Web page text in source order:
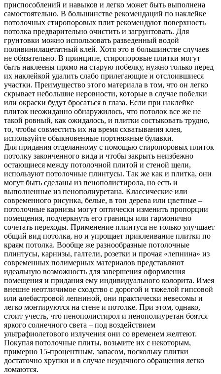
приспособлений и навыков и легко может быть выполнена
самостоятельно. В большинстве рекомендаций по наклейке
потолочных стиропоровых плит рекомендуют поверхность
потолка предварительно очистить и загрунтовать. Для
грунтовки можно использовать разведенный водой
поливинилацетатный клей. Хотя это в большинстве случаев
не обязательно. В принципе, стиропоровые плитки могут
быть наклеены прямо на старую побелку, нужно только перед
их наклейкой удалить слабо прилегающие и отслоившиеся
участки. Преимущество этого материала в том, что он легко
скрывает небольшие неровности, которые в случае побелки
или окраски будут бросаться в глаза. Если при наклейке
плиток неожиданно обнаружилось, что потолок все же не
такой ровный, как ожидалось, и плитки состыковать трудно,
то, чтобы совместить их на время схватывания клея,
используйте обыкновенные портняжные булавки.
Для придания отделанному с помощью стиропоровых плиток
потолку законченного вида и чтобы закрыть неизбежно
остающиеся между потолочной плитой и стеной щели,
используют потолочные плинтусы. Так же как и плитка, они
могут быть сделаны из пенополистирола, но есть и
выполненные из пенополиуретана. Классические или
современного рисунка, белые, в тон дерева или цветные –
потолочные карнизы могут оптически изменить пропорции
помещения, подчеркнуть его границы или гармонично
сочетать переходы. Применение плинтуса не только улучшает
общий вид потолка, но и упрощает приклеивание плитки по
краям потолка. Вообще же разнообразные потолочные
плинтусы, карнизы, галтели, розетки и прочая «лепнина» из
современных полимерных материалов представляют
идеальную возможность для завершения оформления
помещения и придания ему индивидуального колорита. Имея
внешне неотличимое сходство с дорогой и тяжелой гипсовой
или алебастровой лепниной, они практически невесомы и
легко монтируются на стене и потолке. При этом, однако,
стоит учесть, что пенополистирол и пенополиуретан боятся
яркого солнечного света – под воздействием
ультрафиолетового излучения они со временем желтеют.
Покупая потолочные плиты, возьмите их с некоторым,
примерно 15-процентным, запасом, поскольку плитки
достаточно хрупки и в случае неудачного обращения легко
ломаются.